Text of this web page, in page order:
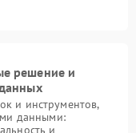
решение и
и инструментов,
данными:
и